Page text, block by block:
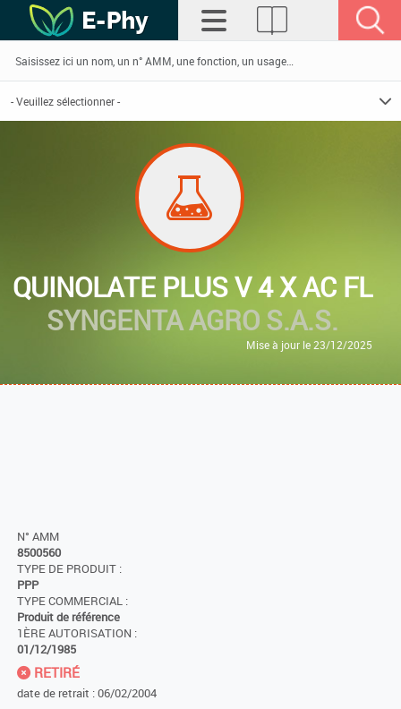
QUINOLATE PLUS V 4 X AC FL
SYNGENTA AGRO S.A.S.
Mise à jour le 23/12/2025
N° AMM
8500560
TYPE DE PRODUIT :
PPP
TYPE COMMERCIAL :
Produit de référence
1ÈRE AUTORISATION :
01/12/1985
RETIRÉ
date de retrait : 06/02/2004